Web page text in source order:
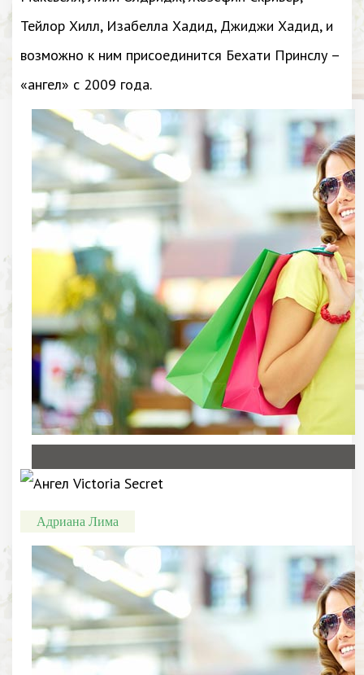
Тейлор Хилл, Изабелла Хадид, Джиджи Хадид, и
возможно к ним присоединится Бехати Принслу –
«ангел» с 2009 года.
Адриана Лима